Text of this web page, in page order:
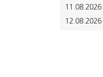
plusieurs
variations.
11.08.2026
12.08.2026